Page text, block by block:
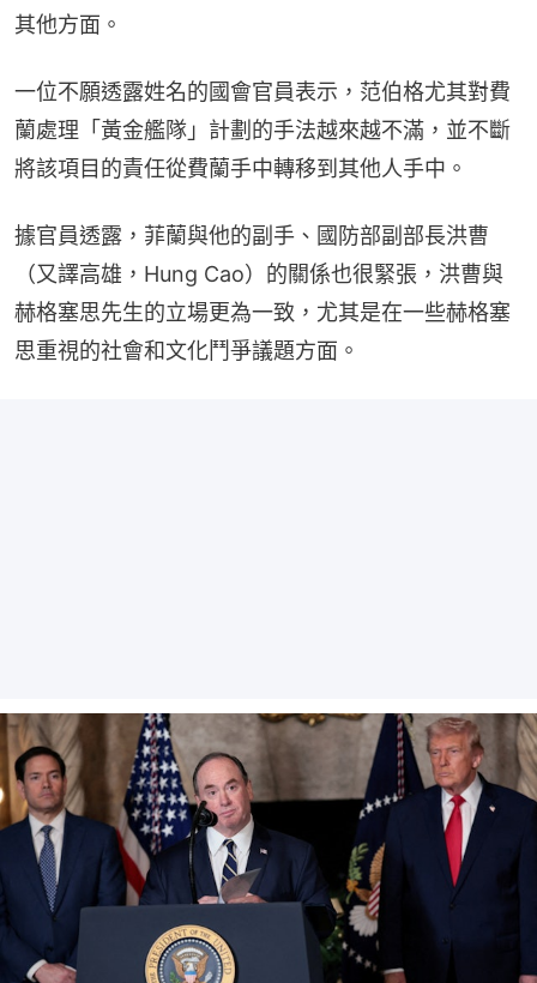
其他方面。
一位不願透露姓名的國會官員表示，范伯格尤其對費
蘭處理「黃金艦隊」計劃的手法越來越不滿，並不斷
將該項目的責任從費蘭手中轉移到其他人手中。
據官員透露，菲蘭與他的副手、國防部副部長洪曹
（又譯高雄，Hung Cao）的關係也很緊張，洪曹與
赫格塞思先生的立場更為一致，尤其是在一些赫格塞
思重視的社會和文化鬥爭議題方面。